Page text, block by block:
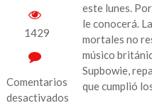
1429
Comentarios
desactivados
este lunes.
le conocerá.
mortales no
músico
Supbowie,
que cumplió